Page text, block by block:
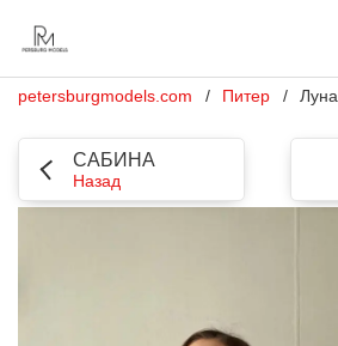
petersburgmodels.com Питер Луна
САБИНА
Назад